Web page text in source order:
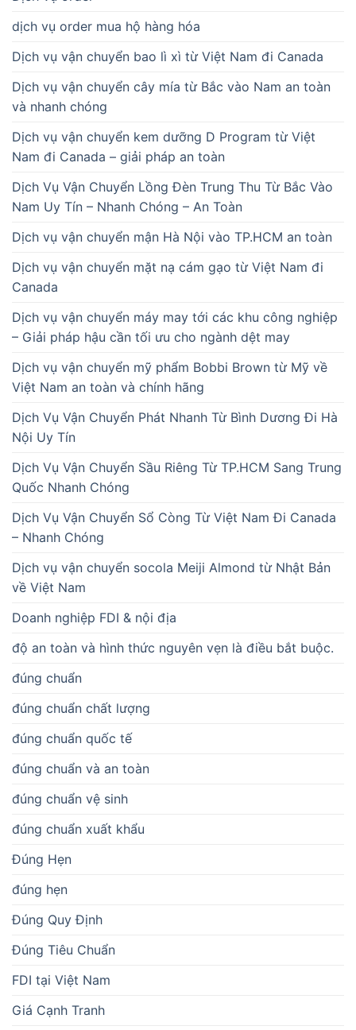
dịch vụ order mua hộ hàng hóa
Dịch vụ vận chuyển bao lì xì từ Việt Nam đi Canada
Dịch vụ vận chuyển cây mía từ Bắc vào Nam an toàn
và nhanh chóng
Dịch vụ vận chuyển kem dưỡng D Program từ Việt
Nam đi Canada – giải pháp an toàn
Dịch Vụ Vận Chuyển Lồng Đèn Trung Thu Từ Bắc Vào
Nam Uy Tín – Nhanh Chóng – An Toàn
Dịch vụ vận chuyển mận Hà Nội vào TP.HCM an toàn
Dịch vụ vận chuyển mặt nạ cám gạo từ Việt Nam đi
Canada
Dịch vụ vận chuyển máy may tới các khu công nghiệp
– Giải pháp hậu cần tối ưu cho ngành dệt may
Dịch vụ vận chuyển mỹ phẩm Bobbi Brown từ Mỹ về
Việt Nam an toàn và chính hãng
Dịch Vụ Vận Chuyển Phát Nhanh Từ Bình Dương Đi Hà
Nội Uy Tín
Dịch Vụ Vận Chuyển Sầu Riêng Từ TP.HCM Sang Trung
Quốc Nhanh Chóng
Dịch Vụ Vận Chuyển Sổ Còng Từ Việt Nam Đi Canada
– Nhanh Chóng
Dịch vụ vận chuyển socola Meiji Almond từ Nhật Bản
về Việt Nam
Doanh nghiệp FDI & nội địa
độ an toàn và hình thức nguyên vẹn là điều bắt buộc.
đúng chuẩn
đúng chuẩn chất lượng
đúng chuẩn quốc tế
đúng chuẩn và an toàn
đúng chuẩn vệ sinh
đúng chuẩn xuất khẩu
Đúng Hẹn
đúng hẹn
Đúng Quy Định
Đúng Tiêu Chuẩn
FDI tại Việt Nam
Giá Cạnh Tranh